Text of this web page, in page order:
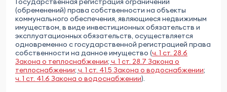
(обременений) права собственности на объекты
коммунального обеспечения, являющиеся недвижимым
имуществом, в виде инвестиционных обязательств и
эксплуатационных обязательств, осуществляется
одновременно с государственной регистрацией права
собственности на данное имущество (ч. 1 ст. 28.6
Закона о теплоснабжении; ч. 1 ст. 28.7 Закона о
теплоснабжении; ч. 1 ст. 41.5 Закона о водоснабжении;
ч. 1 ст. 41.6 Закона о водоснабжении).